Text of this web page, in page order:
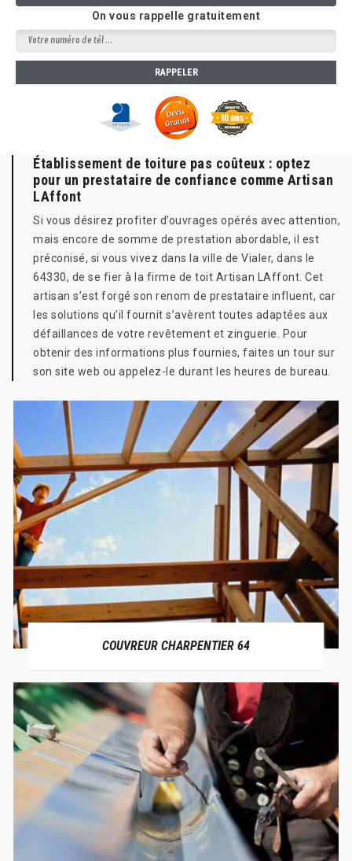
On vous rappelle gratuitement
Établissement de toiture pas coûteux : optez
pour un prestataire de confiance comme Artisan
LAffont
Si vous désirez profiter d’ouvrages opérés avec attention,
mais encore de somme de prestation abordable, il est
préconisé, si vous vivez dans la ville de Vialer, dans le
64330, de se fier à la firme de toit Artisan LAffont. Cet
artisan s’est forgé son renom de prestataire influent, car
les solutions qu’il fournit s’avèrent toutes adaptées aux
défaillances de votre revêtement et zinguerie. Pour
obtenir des informations plus fournies, faites un tour sur
son site web ou appelez-le durant les heures de bureau.
COUVREUR CHARPENTIER 64